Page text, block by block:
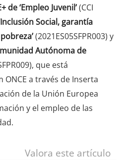
de ‘Empleo Juvenil’(CCI
Social, garantía
(2021ES05SFPR003) y
Autónoma de
que está
a través de Inserta
de la Unión Europea
y el empleo de las
Valora este artículo